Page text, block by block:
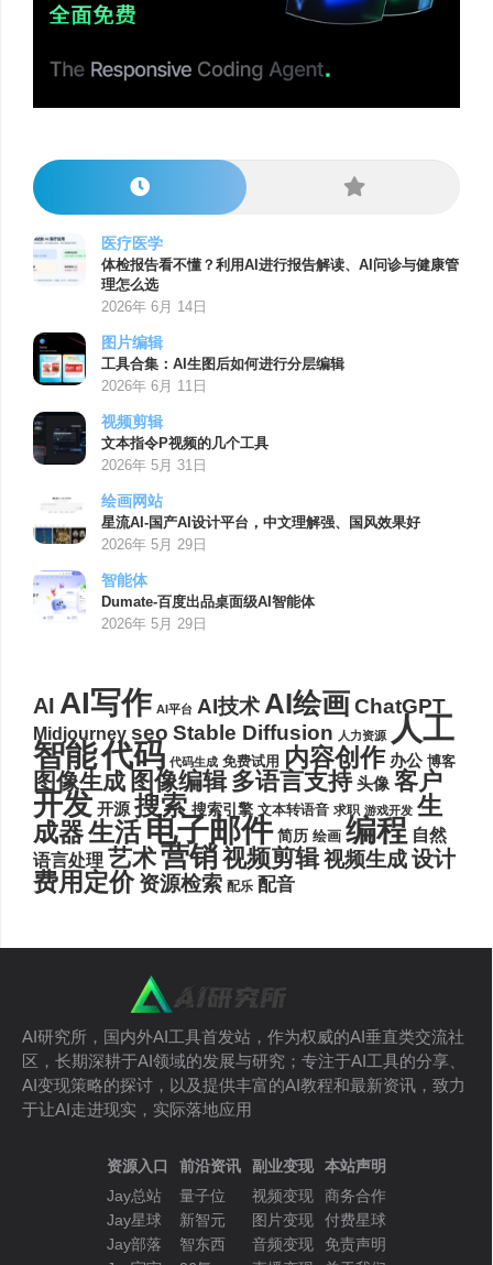
医疗医学
体检报告看不懂？利用AI进行报告解读、AI问诊与健康管
理怎么选
2026年 6月 14日
图片编辑
工具合集：AI生图后如何进行分层编辑
2026年 6月 11日
视频剪辑
文本指令P视频的几个工具
2026年 5月 31日
绘画网站
星流AI-国产AI设计平台，中文理解强、国风效果好
2026年 5月 29日
智能体
Dumate-百度出品桌面级AI智能体
2026年 5月 29日
AI AI写作 AI平台 AI技术AI绘画ChatGPT
Midjourney seo Stable Diffusion 人力资源 人工
智能代码 代码生成 免费试用 内容创作 办公 博客
图像生成 图像编辑 多语言支持 头像 客户
开发 开源 搜索 搜索引擎 文本转语音 求职 游戏开发 生
成器生活电子邮件 简历 绘画 编程 自然
语言处理 艺术营销视频剪辑视频生成设计
费用定价 资源检索 配乐 配音
AI研究所，国内外AI工具首发站，作为权威的AI垂直类交流社
区，长期深耕于AI领域的发展与研究；专注于AI工具的分享、
AI变现策略的探讨，以及提供丰富的AI教程和最新资讯，致力
于让AI走进现实，实际落地应用
资源入口
Jay总站
Jay星球
Jay部落
前沿资讯
量子位
新智元
智东西
副业变现
视频变现
图片变现
音频变现
本站声明
商务合作
付费星球
免责声明